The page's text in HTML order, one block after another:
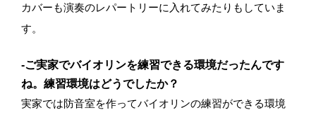
カバーも演奏のレパートリーに入れてみたりもしていま
す。
-ご実家でバイオリンを練習できる環境だったんです
ね。練習環境はどうでしたか？
実家では防音室を作ってバイオリンの練習ができる環境